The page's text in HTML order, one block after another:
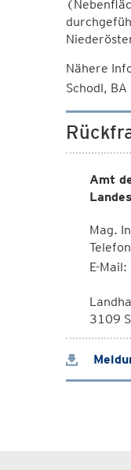
Nähere
Schodl,
Amt
Mag.
E-Mail:
3109